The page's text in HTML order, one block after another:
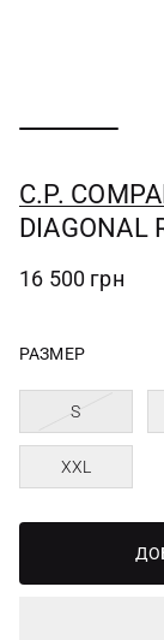
C.P.
DIAGONAL
16 500 грн
РАЗМЕР
S
XXL